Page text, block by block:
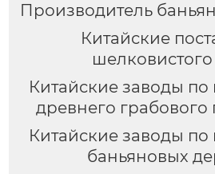
Производитель
Китайские
Китайские заводы по
древнего грабового
Китайские заводы по
баньяновых